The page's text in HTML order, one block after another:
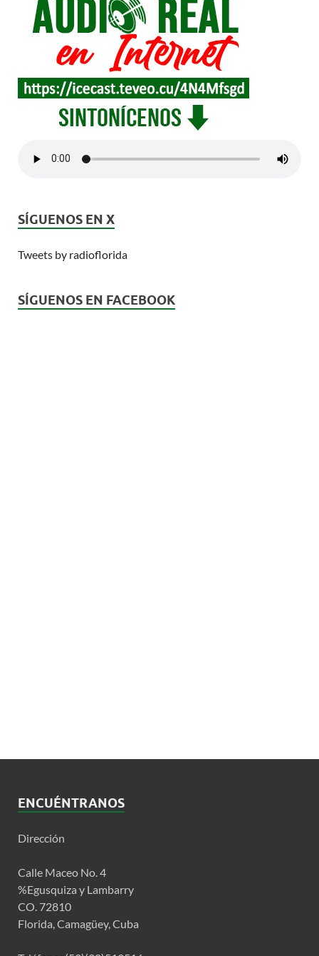
SÍGUENOS EN X
Tweets by radioflorida
SÍGUENOS EN FACEBOOK
ENCUÉNTRANOS
Dirección
Calle Maceo No. 4
%Egusquiza y Lambarry
CO. 72810
Florida, Camagüey, Cuba